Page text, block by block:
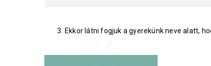
Ekkor látni fogjuk a gyerekünk neve alatt,